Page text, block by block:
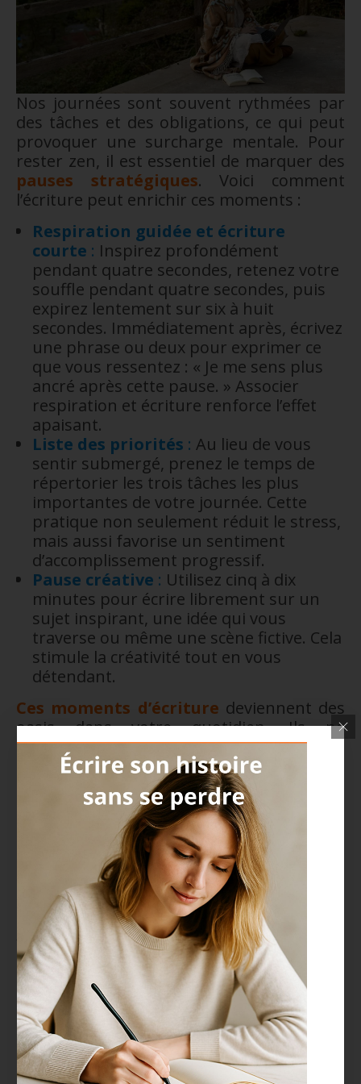
Nos journées sont souvent rythmées par
des tâches et des obligations, ce qui peut
provoquer une surcharge mentale. Pour
rester zen, il est essentiel de marquer des
pauses stratégiques. Voici comment
l’écriture peut enrichir ces moments :
Respiration guidée et écriture
courte : Inspirez profondément
pendant quatre secondes, retenez votre
souffle pendant quatre secondes, puis
expirez lentement sur six à huit
secondes. Immédiatement après, écrivez
une phrase ou deux pour exprimer ce
que vous ressentez : « Je me sens plus
ancré après cette pause. » Associer
respiration et écriture renforce l’effet
apaisant.
Liste des priorités : Au lieu de vous
sentir submergé, prenez le temps de
répertorier les trois tâches les plus
importantes de votre journée. Cette
pratique non seulement réduit le stress,
mais aussi favorise un sentiment
d’accomplissement progressif.
Pause créative : Utilisez cinq à dix
minutes pour écrire librement sur un
sujet inspirant, une idée qui vous
traverse ou même une scène fictive. Cela
stimule la créativité tout en vous
détendant.
Ces moments d’écriture deviennent des
oasis dans votre quotidien. Ils ne
demandent pas beaucoup de temps, mais
leur impact sur votre niveau de calme et de
clarté mentale est considérable. En
écriture thérapeutique, ces pauses jouent
aussi un rôle dans larégulation des
: elles permettent de faire une
pause dans l’élan du stress accumulé.
Clôturez la journée par
un rituel d’écriture
apaisant
Le soir
est un moment charnière. C’est le
temps où l’on peut déposer les tensions de
la journée et se préparer à un sommeil
réparateur. L’écriture peut devenir un